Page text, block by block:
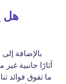
هل
بالإضافة
آثارًا جانبية
ما تفوق فوائد